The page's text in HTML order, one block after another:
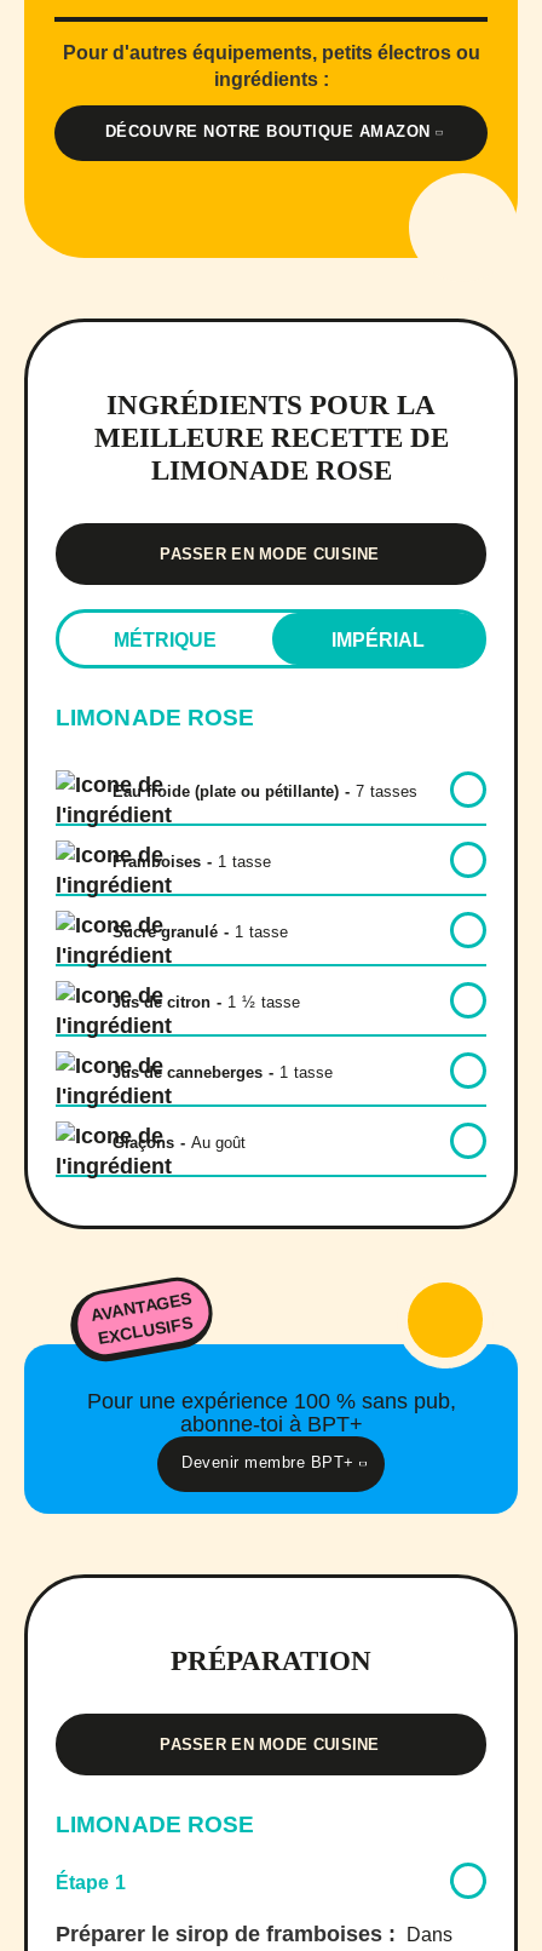
Pour d'autres équipements, petits électros ou
ingrédients :
DÉCOUVRE NOTRE BOUTIQUE AMAZON
INGRÉDIENTS POUR LA
MEILLEURE RECETTE DE
LIMONADE ROSE
PASSER EN MODE CUISINE
MÉTRIQUE IMPÉRIAL
LIMONADE ROSE
Eau froide (plate ou pétillante) - 7 tasses
Framboises - 1 tasse
Sucre granulé - 1 tasse
Jus de citron - 1 ½ tasse
Jus de canneberges - 1 tasse
Glaçons - Au goût
AVANTAGES
EXCLUSIFS
Pour une expérience 100 % sans pub,
abonne-toi à BPT+
Devenir membre BPT+
PRÉPARATION
PASSER EN MODE CUISINE
LIMONADE ROSE
Étape 1
Préparer le sirop de framboises : Dans